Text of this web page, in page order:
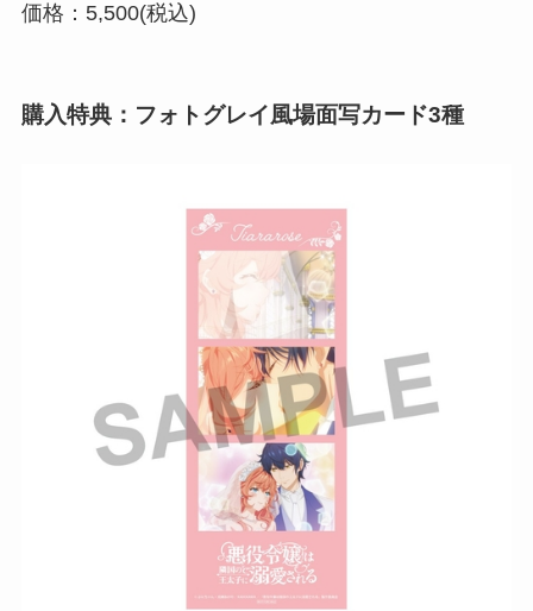
価格：5,500(税込)
購入特典：フォトグレイ風場面写カード3種